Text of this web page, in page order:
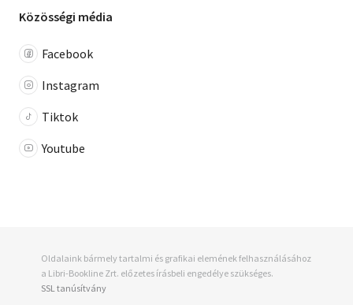
Közösségi média
Facebook
Instagram
Tiktok
Youtube
Oldalaink bármely tartalmi és grafikai elemének felhasználásához
a Libri-Bookline Zrt. előzetes írásbeli engedélye szükséges.
SSL tanúsítvány